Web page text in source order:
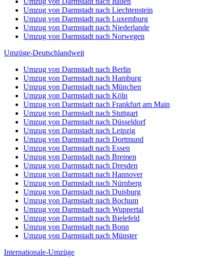
Umzug von Darmstadt nach Liechtenstein
Umzug von Darmstadt nach Luxemburg
Umzug von Darmstadt nach Niederlande
Umzug von Darmstadt nach Norwegen
Umzüge-Deutschlandweit
Umzug von Darmstadt nach Berlin
Umzug von Darmstadt nach Hamburg
Umzug von Darmstadt nach München
Umzug von Darmstadt nach Köln
Umzug von Darmstadt nach Frankfurt am Main
Umzug von Darmstadt nach Stuttgart
Umzug von Darmstadt nach Düsseldorf
Umzug von Darmstadt nach Leipzig
Umzug von Darmstadt nach Dortmund
Umzug von Darmstadt nach Essen
Umzug von Darmstadt nach Bremen
Umzug von Darmstadt nach Dresden
Umzug von Darmstadt nach Hannover
Umzug von Darmstadt nach Nürnberg
Umzug von Darmstadt nach Duisburg
Umzug von Darmstadt nach Bochum
Umzug von Darmstadt nach Wuppertal
Umzug von Darmstadt nach Bielefeld
Umzug von Darmstadt nach Bonn
Umzug von Darmstadt nach Münster
Internationale-Umzüge